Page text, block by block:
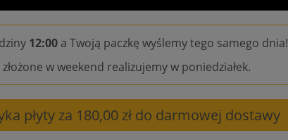
12:00a Twoją paczkę wyślemy tego samego dnia!
w weekend realizujemy w poniedziałek.
płyty za 180,00 zł do darmowej dostawy